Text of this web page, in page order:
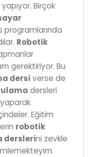
Birçok
programlarında
Robotik
gerektiriyor. Bu
dersi verse de
dersleri
yaparak
Eğitim
robotik
derslerini zevkle